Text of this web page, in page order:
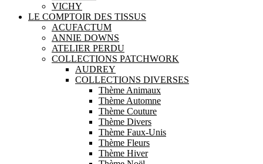
VICHY
LE COMPTOIR DES TISSUS
ACUFACTUM
ANNIE DOWNS
ATELIER PERDU
COLLECTIONS PATCHWORK
AUDREY
COLLECTIONS DIVERSES
Thème Animaux
Thème Automne
Thème Couture
Thème Divers
Thème Faux-Unis
Thème Fleurs
Thème Hiver